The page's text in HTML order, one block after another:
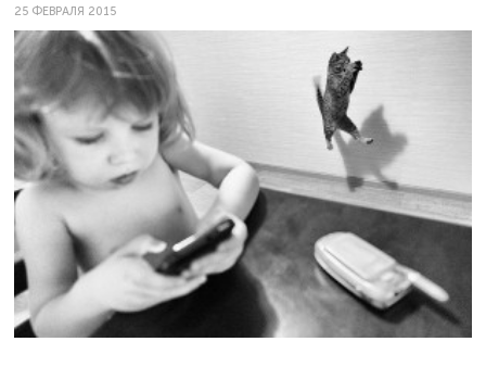
25 ФЕВРАЛЯ 2015